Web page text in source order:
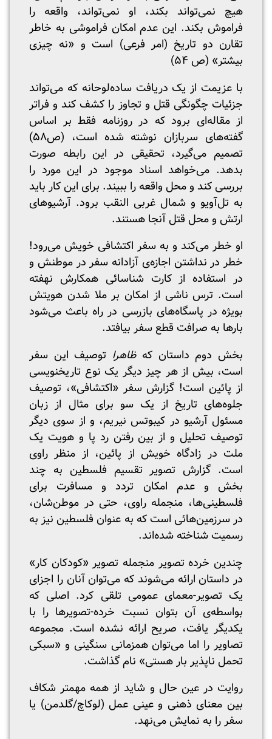
هیچ نمی‌تواند بکند، او نمی‌تواند، واقعه را
فراموش بکند. این عدم امکان فراموشی به خاطر
تقارن دو تاریخ (امر فرعی) است و «نه چیزی
بیشتر» (ص ۵۴)
با عزیمت از یک دریافت ساده‌لوحانه که می‌تواند
جزئیات چگونگی قتل و تجاوز را کشف کند و فراتر
از مقاله‌ای برود که در روزنامه فقط بر اساس
گفته‌های سربازان نوشته شده است، (ص۵۸)
تصمیم می‌گیرد، تحقیقی در این رابطه صورت
بدهد. می‌خواهد اسناد موجود در این مورد را
بررسی کند و محل واقعه را ببیند. برای این کار باید
به تل‌آویو و شمال غربی النقب برود. آرشیوهای
ارتش و محل قتل آنجا هستند.
او خطر می‌کند و به سفر اکتشافی خویش می‌رود!
خطر در نداشتن اجازه‌ی آزادانه سفر در موطنش و
در استفاده از کارت شناسائی همکارش نهفته
است. ترس ناشی از امکان بر ملا شدن هویتش
بویژه در پاسگاه‌های بازرسی در راه باعث می‌شود
بارها به صرافت قطع سفر بیافتد.
بخش دوم داستان کهظاهرا توصیف این سفر
است، بیش از هر چیز دیگر یک نوع تاریخنویسی
از پائین است! گزارش سفر «اکتشافی»، توصیف
جلوه‌های تاریخ از یک سو برای مثال از زبان
مسئول آرشیو در کیبوتس نیریم، و از سوی دیگر
توصیف تحلیل و از بین رفتن رد پا و هویت یک
ملت در زادگاه خویش از پائین، از منظر راوی
است. گزارش تصویر تقسیم فلسطین به چند
بخش و عدم امکان تردد و مسافرت برای
فلسطینی‌ها، منجمله راوی، حتی در موطن‌شان،
در سرزمین‌هائی است که به عنوان فلسطین نیز به
رسمیت شناخته شده‌اند.
چندین خرده تصویر منجمله تصویر «کودکان کار»
در داستان ارائه می‌شوند که می‌توان آنان را اجزای
یک تصویر-معمای عمومی تلقی کرد. اصلی که
بواسطه‌ی آن بتوان نسبت خرده-تصویرها را با
یکدیگر یافت، صریح ارائه نشده است. مجموعه
تصاویر را اما می‌توان همزمانی سنگینی و «سبکی
تحمل ناپذیر بار هستی» نام گذاشت.
روایت در عین حال و شاید از همه مهمتر شکاف
بین معنای ذهنی و عینی عمل (لوکاچ/گلدمن) یا
سفر را به نمایش می‌نهد.